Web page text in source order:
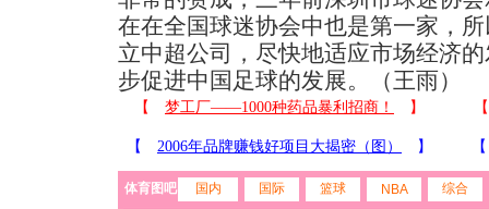
在在全国球迷协会中也是第一家，
立中超公司，尽快地适应市场经济
步促进中国足球的发展。（王雨）
体育图吧 国内 国际 篮球 NBA 综合